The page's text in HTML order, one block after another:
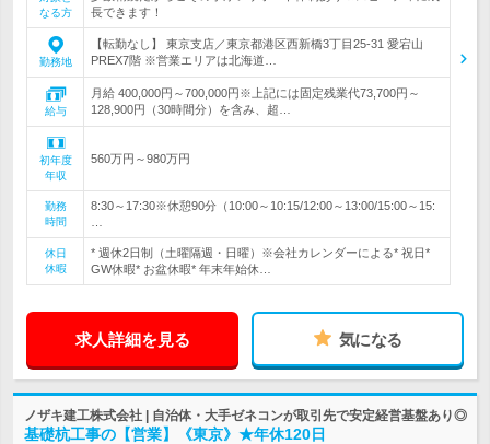
なる方
長できます！
勤務地
【転勤なし】 東京支店／東京都港区西新橋3丁目25-31 愛宕山
PREX7階 ※営業エリアは北海道…
給与
月給 400,000円～700,000円※上記には固定残業代73,700円～
128,900円（30時間分）を含み、超…
初年度
年収
560万円～980万円
勤務
時間
8:30～17:30※休憩90分（10:00～10:15/12:00～13:00/15:00～15:
休日
休暇
* 週休2日制（土曜隔週・日曜）※会社カレンダーによる* 祝日*
GW休暇* お盆休暇* 年末年始休…
求人詳細を見る 気になる
ノザキ建工株式会社 | 自治体・大手ゼネコンが取引先で安定経営基盤あり◎
基礎杭工事の【営業】《東京》★年休120日